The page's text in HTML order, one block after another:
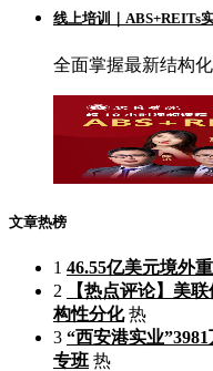
线上培训｜ABS+REITs
全面掌握最新结构化
文章热榜
1 46.55亿美元境外
2
【热点评论】美
构性分化 热
3 “西安港实业
专班 热